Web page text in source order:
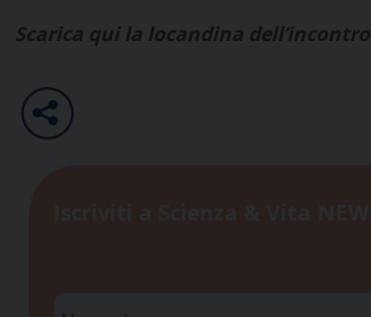
Scarica qui la locandina dell’incontro